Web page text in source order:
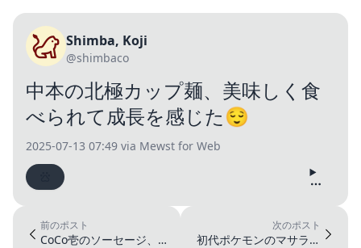
Shimba, Koji
@shimbaco
中本の北極カップ麺、美味しく食
べられて成長を感じた😌
2025-07-13 07:49 via Mewst for Web
前のポスト
CoCo壱のソーセージ、
次のポスト
初代ポケモンのマサラタ